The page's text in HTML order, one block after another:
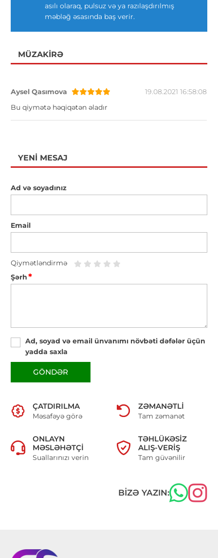
asılı olaraq, pulsuz və ya razılaşdırılmış
məbləğ əsasında baş verir.
MÜZAKIRƏ
Aysel Qasımova
19.08.2021 16:58:08
Bu qiymətə həqiqətən əladır
YENI MESAJ
Ad və soyadınız
Email
Qiymətləndirmə
Şərh*
Ad, soyad və email ünvanımı növbəti dəfələr üçün
yadda saxla
GÖNDƏR
ÇATDIRILMA
Məsafəyə görə
ZƏMANƏTLI
Tam zəmanət
ONLAYN
MƏSLƏHƏTÇI
Suallarınızı verin
TƏHLÜKƏSIZ
ALIŞ-VERIŞ
Tam güvənilir
BIZƏ YAZIN: